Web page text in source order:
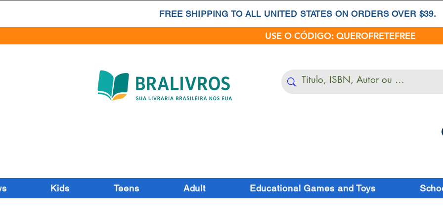
FREE SHIPPING TO ALL UNITED STATES ON ORDERS OVER $39.
USE O CÓDIGO: QUEROFRETEFREE
Kids Teens Adult Educational Games and Toys